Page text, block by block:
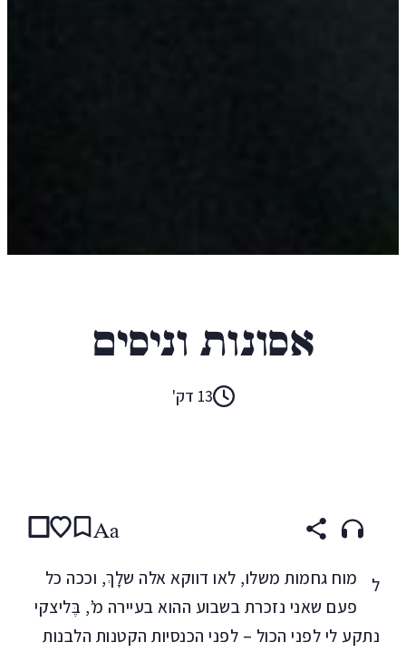
אסונות וניסים
13 דק'
Aa
ל
מוח גחמות משלו, לאו דווקא אלה שלָךְ, וככה כל
פעם שאני נזכרת בשבוע ההוא בעיירה מ’, בֶּליצקי
נתקע לי לפני הכול – לפני הכנסיות הקטנות הלבנות